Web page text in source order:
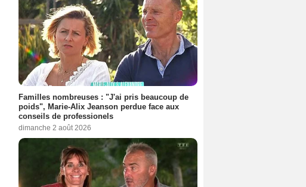
Familles nombreuses : "J'ai pris beaucoup de
poids", Marie-Alix Jeanson perdue face aux
conseils de professionels
dimanche 2 août 2026